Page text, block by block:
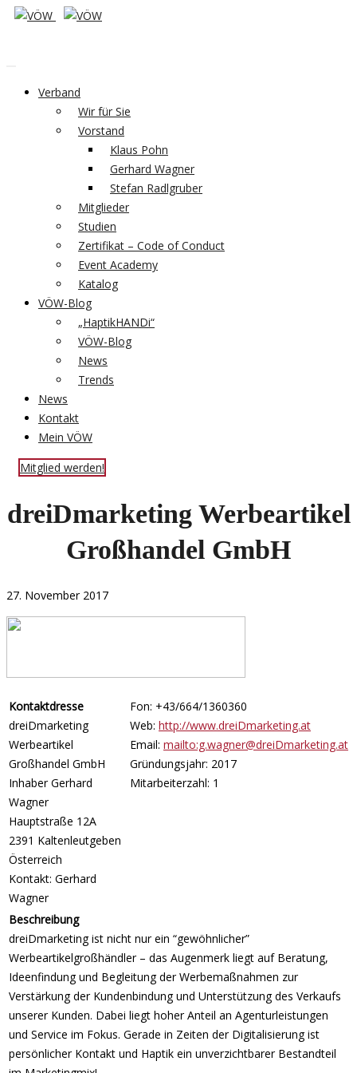
Verband
Wir für Sie
Vorstand
Klaus Pohn
Gerhard Wagner
Stefan Radlgruber
Mitglieder
Studien
Zertifikat – Code of Conduct
Event Academy
Katalog
VÖW-Blog
„HaptikHANDi“
VÖW-Blog
News
Trends
News
Kontakt
Mein VÖW
Mitglied werden!
dreiDmarketing Werbeartikel
Großhandel GmbH
27. November 2017
Kontaktdresse
dreiDmarketing
Werbeartikel
Großhandel GmbH
Inhaber Gerhard
Wagner
Hauptstraße 12A
2391 Kaltenleutgeben
Österreich
Kontakt: Gerhard
Wagner
Fon: +43/664/1360360
Web: http://www.dreiDmarketing.at
Email: mailto:g.wagner@dreiDmarketing.at
Gründungsjahr: 2017
Mitarbeiterzahl: 1
Beschreibung
dreiDmarketing ist nicht nur ein “gewöhnlicher”
Werbeartikelgroßhändler – das Augenmerk liegt auf Beratung,
Ideenfindung und Begleitung der Werbemaßnahmen zur
Verstärkung der Kundenbindung und Unterstützung des Verkaufs
unserer Kunden. Dabei liegt hoher Anteil an Agenturleistungen
und Service im Fokus. Gerade in Zeiten der Digitalisierung ist
persönlicher Kontakt und Haptik ein unverzichtbarer Bestandteil